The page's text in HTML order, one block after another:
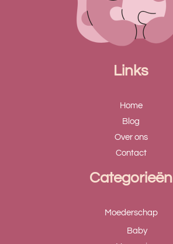
Links
Home
Blog
Over ons
Contact
Categorieën
Moederschap
Baby